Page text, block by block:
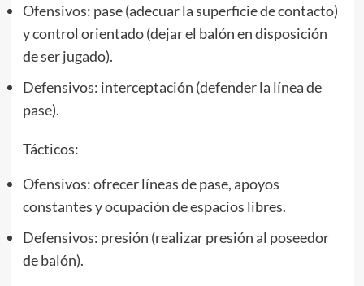
Ofensivos: pase (adecuar la superficie de contacto)
y control orientado (dejar el balón en disposición
de ser jugado).
Defensivos: interceptación (defender la línea de
pase).
Tácticos:
Ofensivos: ofrecer líneas de pase, apoyos
constantes y ocupación de espacios libres.
Defensivos: presión (realizar presión al poseedor
de balón).